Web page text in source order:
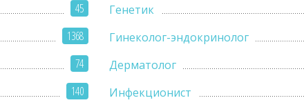
45
Генетик
1368
Гинеколог-эндокринолог
74
Дерматолог
140
Инфекционист